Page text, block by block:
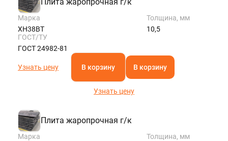
Марка
ХН38ВТ
Толщина, мм
10,5
ГОСТ/ТУ
ГОСТ 24982-81
Узнать цену В корзину В корзину
Узнать цену
Плита жаропрочная г/к
Марка
Толщина, мм